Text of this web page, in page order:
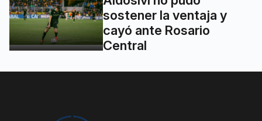
sostener la ventaja y
cayó ante Rosario
Central